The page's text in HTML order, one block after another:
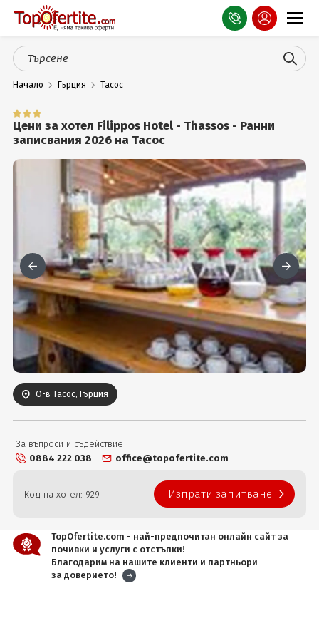
Оферти
СПА
Планина
Празници
Турция
Гърция
Услуги
Вход
Начало Гърция Тасос
Цени за хотел Filippos Hotel - Thassos - Ранни
записвания 2026 на Тасос
О-в Тасос, Гърция
За въпроси и съдействие
0884 222 038
office@topofertite.com
Код на хотел: 929 Изпрати запитване
TopOfertite.com - най-предпочитан онлайн сайт за
почивки и услуги с отстъпки!
Благодарим на нашите клиенти и партньори
за доверието!